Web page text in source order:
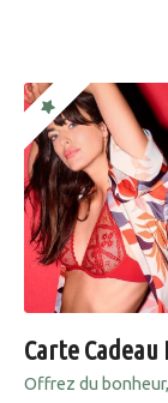
Carte Cadeau
Offrez du